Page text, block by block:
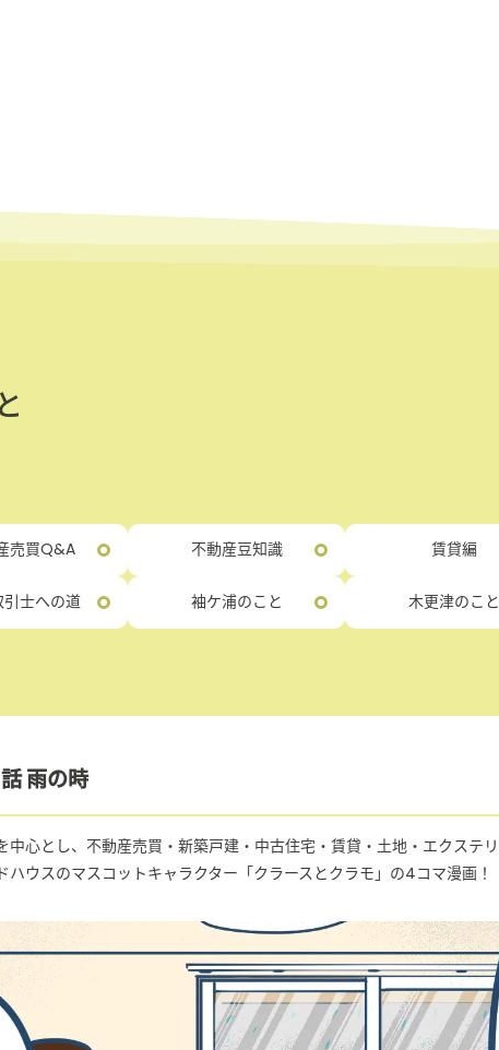
売買Q&A 不動産豆知識 賃貸編
士への道 袖ケ浦のこと 木更津のこと
雨の時
中心とし、不動産売買・新築戸建・中古住宅・賃貸・土地・エクステ
ハウスのマスコットキャラクター「クラースとクラモ」の4コマ漫画！